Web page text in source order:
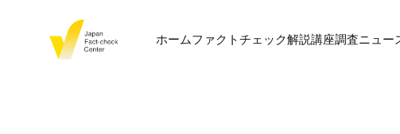
ホームファクトチェック解説講座調査ニュー